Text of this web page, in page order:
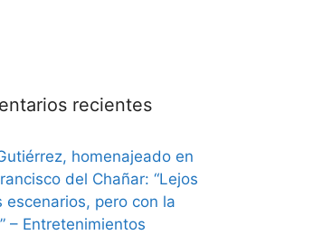
recientes
homenajeado en
del Chañar: “Lejos
escenarios, pero con la
– Entretenimientos